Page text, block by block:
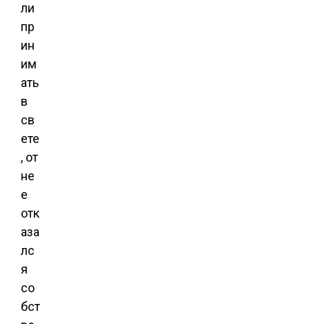
ли
пр
ин
им
ать
в
св
ете
, от
не
е
отк
аза
лс
я
со
бст